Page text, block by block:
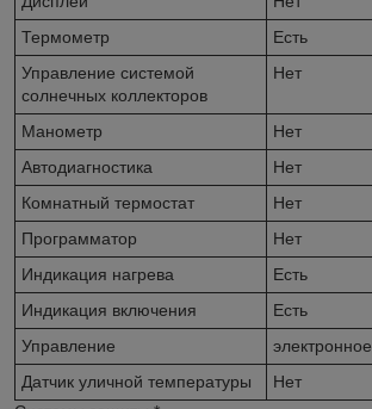
Термометр
Есть
Управление системой
солнечных коллекторов
Нет
Манометр
Нет
Автодиагностика
Нет
Комнатный термостат
Нет
Программатор
Нет
Индикация нагрева
Есть
Индикация включения
Есть
Управление
электронное
Датчик уличной температуры
Нет